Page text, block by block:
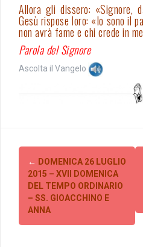
Allora gli dissero: «Signore,
Gesù rispose loro: «Io sono il
non avrà fame e chi crede in
Parola del Signore
Ascolta il Vangelo
Post
navigation
← DOMENICA 26 LUGLIO
2015 – XVII DOMENICA
DEL TEMPO ORDINARIO
– SS. GIOACCHINO E
ANNA